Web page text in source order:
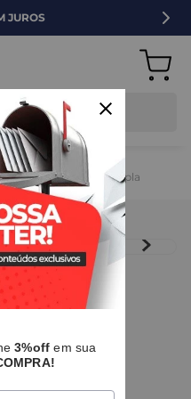
VENDA
e cubas cuba dupla
3%off em sua